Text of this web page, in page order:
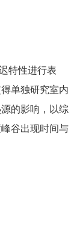
特性进行表
单独研究室内
的影响，以综
谷出现时间与